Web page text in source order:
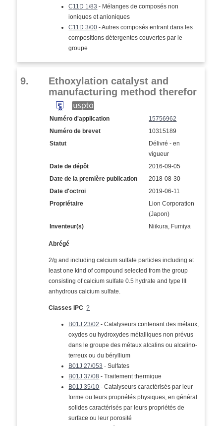
C11D 1/83 - Mélanges de composés non
ioniques et anioniques
C11D 3/00 - Autres composés entrant dans les
compositions détergentes couvertes par le
groupe
9.
Ethoxylation catalyst and
manufacturing method therefor
Numéro d'application
15756962
Numéro de brevet
10315189
Statut
Délivré - en
vigueur
Date de dépôt
2016-09-05
Date de la première publication
2018-08-30
Date d'octroi
2019-06-11
Propriétaire
Lion Corporation
(Japon)
Inventeur(s)
Niikura, Fumiya
Abrégé
2/g and including calcium sulfate particles including at
least one kind of compound selected from the group
consisting of calcium sulfate 0.5 hydrate and type III
anhydrous calcium sulfate.
Classes IPC ?
B01J 23/02 - Catalyseurs contenant des métaux,
oxydes ou hydroxydes métalliques non prévus
dans le groupe des métaux alcalins ou alcalino-
terreux ou du béryllium
B01J 27/053 - Sulfates
B01J 37/08 - Traitement thermique
B01J 35/10 - Catalyseurs caractérisés par leur
forme ou leurs propriétés physiques, en général
solides caractérisés par leurs propriétés de
surface ou leur porosité